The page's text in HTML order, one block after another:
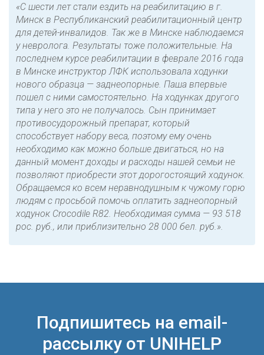
«С шести лет стали ездить на реабилитацию в г.
Минск в Республиканский реабилитационный центр
для детей-инвалидов. Так же в Минске наблюдаемся
у невролога. Результаты тоже положительные. На
последнем курсе реабилитации в феврале 2016 года
в Минске инструктор ЛФК использовала ходунки
нового образца — заднеопорные. Паша впервые
пошел с ними самостоятельно. На ходунках другого
типа у него это не получалось. Сын принимает
противосудорожный препарат, который
способствует набору веса, поэтому ему очень
необходимо как можно больше двигаться, но на
данный момент доходы и расходы нашей семьи не
позволяют приобрести этот дорогостоящий ходунок.
Обращаемся ко всем неравнодушным к чужому горю
людям с просьбой помочь оплатить заднеопорный
ходунок Crocodile R82. Необходимая сумма — 93 518
рос. руб., или приблизительно 28 000 бел. руб.».
Подпишитесь на email-
рассылку от UNIHELP